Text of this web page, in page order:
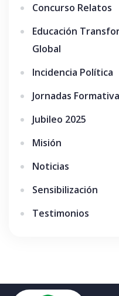
Concurso Relatos
Educación
Global
Incidencia Política
Jornadas
Jubileo 2025
Misión
Noticias
Sensibilización
Testimonios